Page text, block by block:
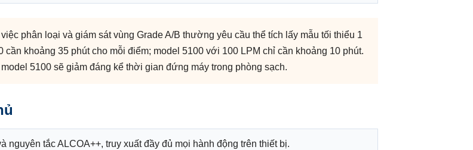
phân loại và giám sát vùng Grade A/B thường yêu cầu thể tích lấy mẫu tối thiểu 1
khoảng 35 phút cho mỗi điểm; model 5100 với 100 LPM chỉ cần khoảng 10 phút.
5100 sẽ giảm đáng kể thời gian đứng máy trong phòng sạch.
nguyên tắc ALCOA++, truy xuất đầy đủ mọi hành động trên thiết bị.